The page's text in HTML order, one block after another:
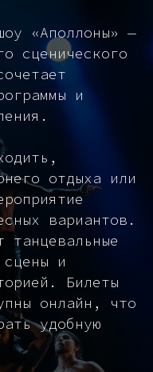
«Аполлоны» —
сценического
и
отдыха или
вариантов.
танцевальные
и
Билеты
онлайн, что
удобную